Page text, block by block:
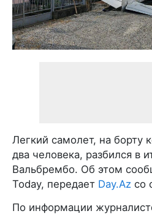
Легкий самолет, на борту
два человека, разбился в
Вальбрембо. Об этом
Today, передает Day.Az со
По информации